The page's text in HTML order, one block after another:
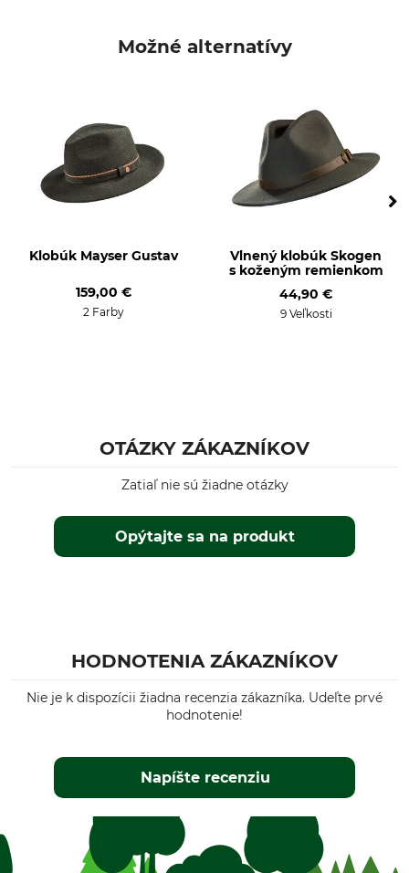
Nebieľte
Nesušte v sušičke
Žehlenie
Nežehlite
Profesionálna starostlivosť
o textílie
Pre
Farba
Olivová/signálna oranžová
Možné alternatívy
Klobúk Mayser Gustav
159,00 €
2 Farby
Vlnený klobúk Skogen
s koženým remienkom
44,90 €
9 Veľkosti
OTÁZKY ZÁKAZNÍKOV
Opýtajte sa na produkt
Zatiaľ nie sú žiadne otázky
HODNOTENIA ZÁKAZNÍKOV
Nie je k dispozícii žiadna recenzia zákazníka. Udeľte prvé
hodnotenie!
Napíšte recenziu